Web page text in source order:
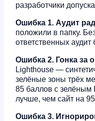
разработчики
Ошибка 1. Аудит
положили в папку.
ответственных аудит
Ошибка 2. Гонка за
Lighthouse —
зелёные зоны трёх
85 баллов с зелёным
лучше, чем сайт на
Ошибка 3.